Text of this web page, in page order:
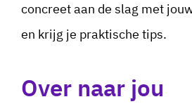
concreet aan de slag met
en krijg je praktische tips.
Over naar jou